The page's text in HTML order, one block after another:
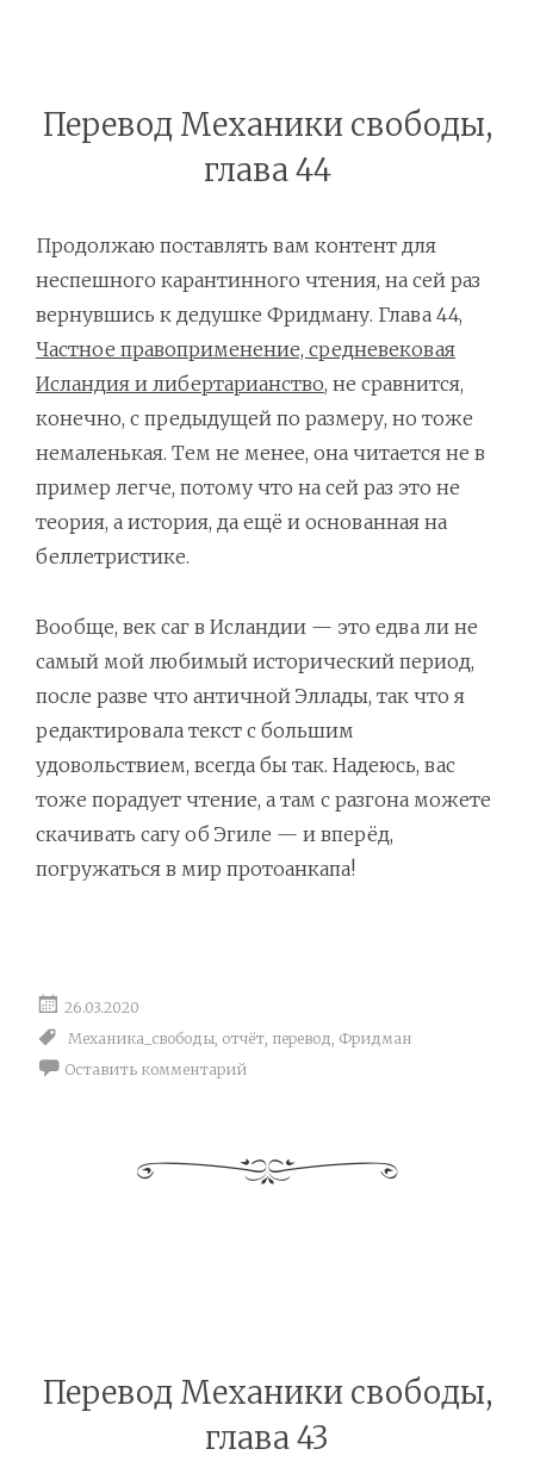
Перевод Механики свободы,
глава 44
Продолжаю поставлять вам контент для
неспешного карантинного чтения, на сей раз
вернувшись к дедушке Фридману. Глава 44,
Частное правоприменение, средневековая
Исландия и либертарианство, не сравнится,
конечно, с предыдущей по размеру, но тоже
немаленькая. Тем не менее, она читается не в
пример легче, потому что на сей раз это не
теория, а история, да ещё и основанная на
беллетристике.
Вообще, век саг в Исландии — это едва ли не
самый мой любимый исторический период,
после разве что античной Эллады, так что я
редактировала текст с большим
удовольствием, всегда бы так. Надеюсь, вас
тоже порадует чтение, а там с разгона можете
скачивать сагу об Эгиле — и вперёд,
погружаться в мир протоанкапа!
26.03.2020
Механика_свободы, отчёт, перевод, Фридман
Оставить комментарий
Перевод Механики свободы,
глава 43